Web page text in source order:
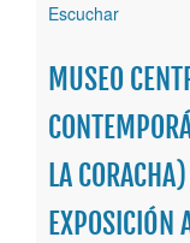
Banda Municipal
Trámites
Escuchar
MUSEO
LA